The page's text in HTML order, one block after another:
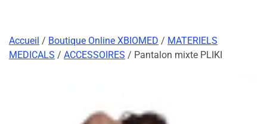
Accueil / Boutique Online XBIOMED / MATERIELS
MEDICALS / ACCESSOIRES / Pantalon mixte PLIKI